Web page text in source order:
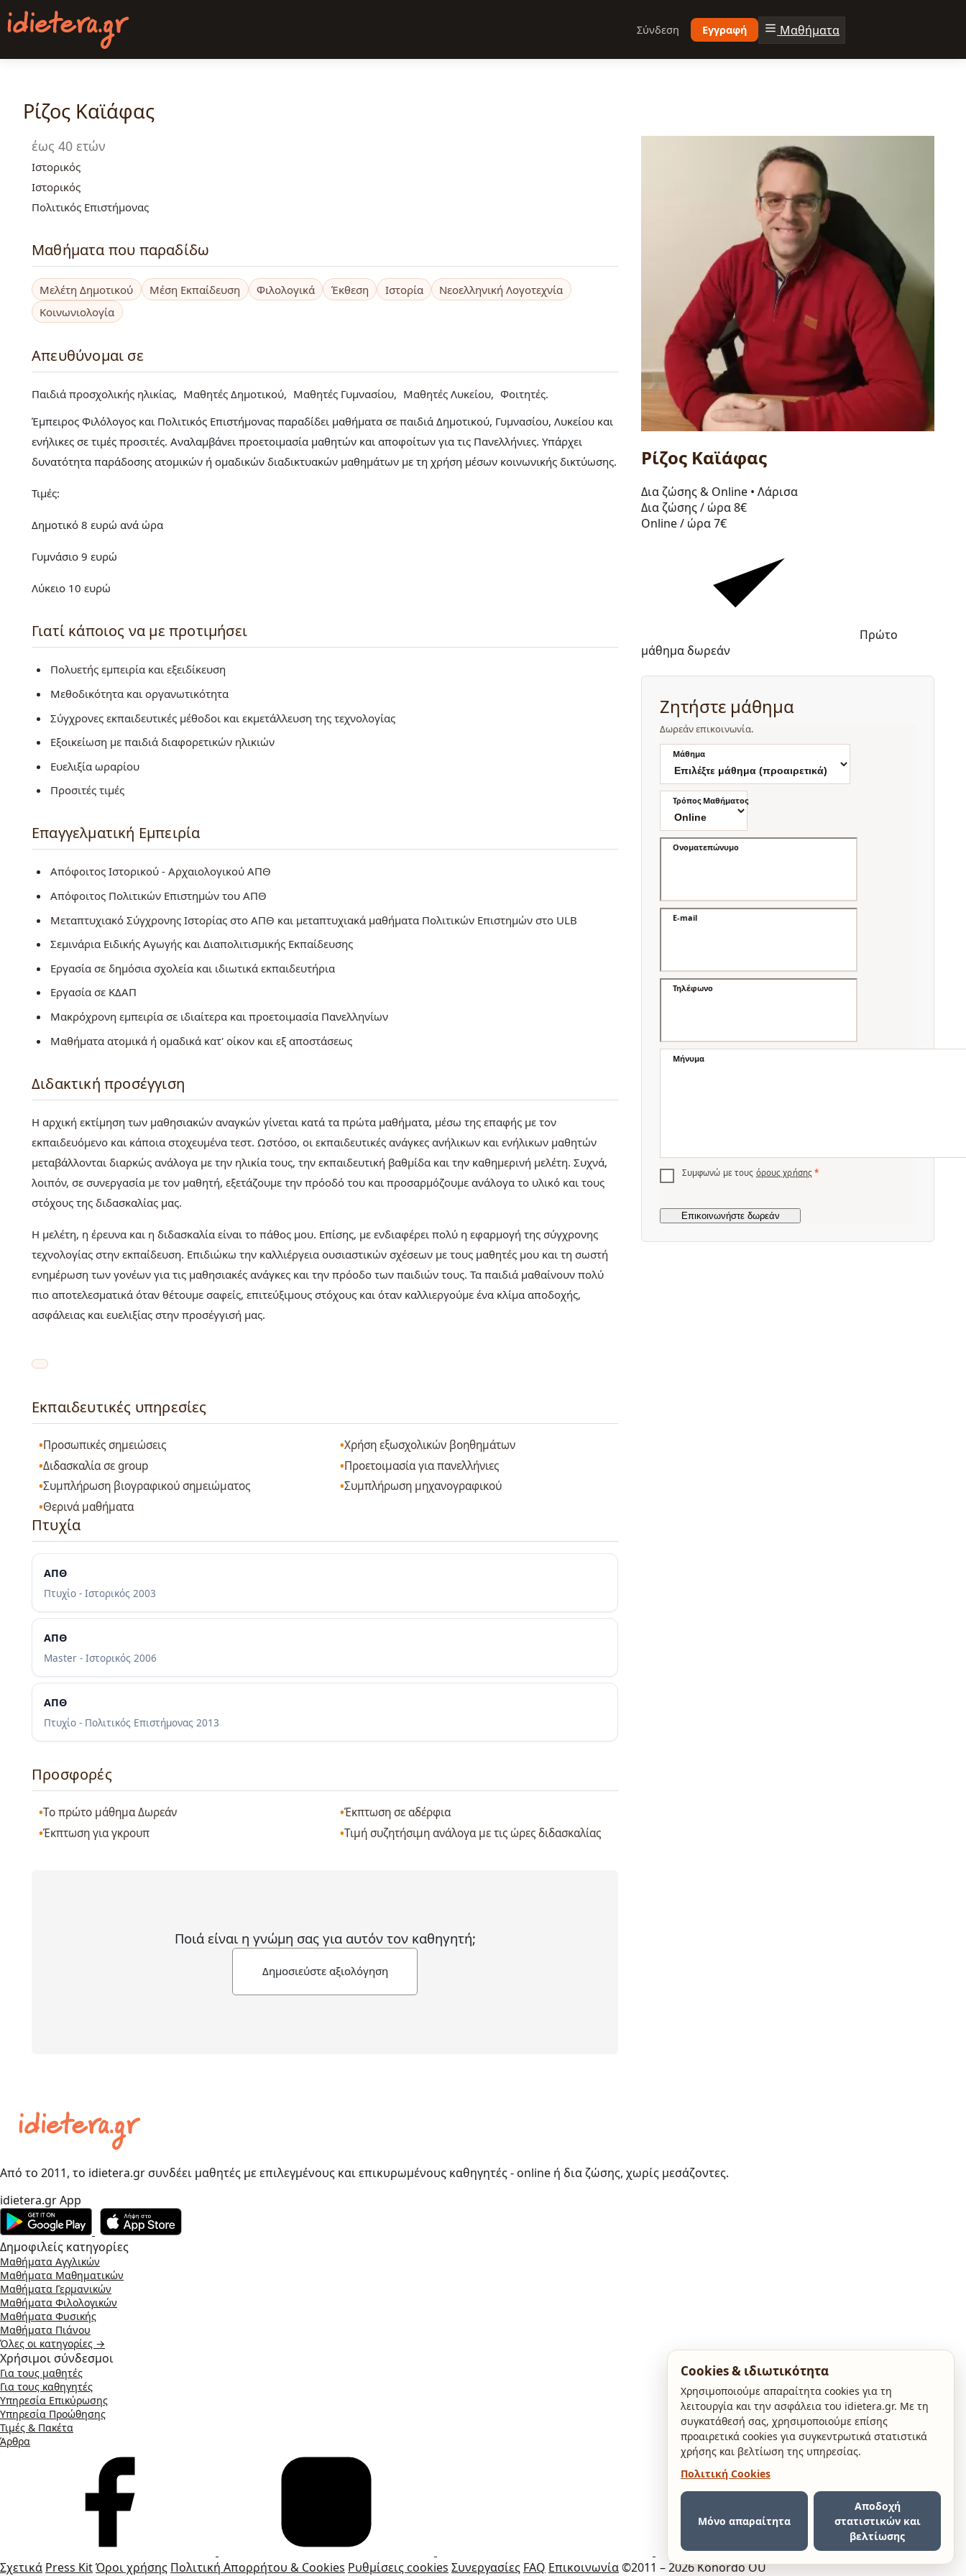
Παράκαμψη
προς
κυρίως
Σύνδεση Εγγραφή Μαθήματα
Ρίζος Καϊάφας
έως 40 ετών
Ιστορικός
Ιστορικός
Πολιτικός Επιστήμονας
Μαθήματα που παραδίδω
Μελέτη Δημοτικού Μέση Εκπαίδευση Φιλολογικά Έκθεση Ιστορία
Νεοελληνική Λογοτεχνία
Κοινωνιολογία
Απευθύνομαι σε
Παιδιά προσχολικής ηλικίας Μαθητές Δημοτικού Μαθητές Γυμνασίου Μαθητές Λυκείου
Φοιτητές
Έμπειρος Φιλόλογος και Πολιτικός Επιστήμονας παραδίδει μαθήματα σε παιδιά Δημοτικού, Γυμνασίου, Λυκείου και
ενήλικες σε τιμές προσιτές. Αναλαμβάνει προετοιμασία μαθητών και αποφοίτων για τις Πανελλήνιες. Υπάρχει
δυνατότητα παράδοσης ατομικών ή ομαδικών διαδικτυακών μαθημάτων με τη χρήση μέσων κοινωνικής δικτύωσης.
Τιμές:
Δημοτικό 8 ευρώ ανά ώρα
Γυμνάσιο 9 ευρώ
Λύκειο 10 ευρώ
Γιατί κάποιος να με προτιμήσει
Πολυετής εμπειρία και εξειδίκευση
Μεθοδικότητα και οργανωτικότητα
Σύγχρονες εκπαιδευτικές μέθοδοι και εκμετάλλευση της τεχνολογίας
Εξοικείωση με παιδιά διαφορετικών ηλικιών
Ευελιξία ωραρίου
Προσιτές τιμές
Επαγγελματική Εμπειρία
Απόφοιτος Ιστορικού - Αρχαιολογικού ΑΠΘ
Απόφοιτος Πολιτικών Επιστημών του ΑΠΘ
Μεταπτυχιακό Σύγχρονης Ιστορίας στο ΑΠΘ και μεταπτυχιακά μαθήματα Πολιτικών Επιστημών στο ULB
Σεμινάρια Ειδικής Αγωγής και Διαπολιτισμικής Εκπαίδευσης
Εργασία σε δημόσια σχολεία και ιδιωτικά εκπαιδευτήρια
Εργασία σε ΚΔΑΠ
Μακρόχρονη εμπειρία σε ιδιαίτερα και προετοιμασία Πανελληνίων
Μαθήματα ατομικά ή ομαδικά κατ' οίκον και εξ αποστάσεως
Διδακτική προσέγγιση
Η αρχική εκτίμηση των μαθησιακών αναγκών γίνεται κατά τα πρώτα μαθήματα, μέσω της επαφής με τον
εκπαιδευόμενο και κάποια στοχευμένα τεστ. Ωστόσο, οι εκπαιδευτικές ανάγκες ανήλικων και ενήλικων μαθητών
μεταβάλλονται διαρκώς ανάλογα με την ηλικία τους, την εκπαιδευτική βαθμίδα και την καθημερινή μελέτη. Συχνά,
λοιπόν, σε συνεργασία με τον μαθητή, εξετάζουμε την πρόοδό του και προσαρμόζουμε ανάλογα το υλικό και τους
στόχους της διδασκαλίας μας.
Η μελέτη, η έρευνα και η διδασκαλία είναι το πάθος μου. Επίσης, με ενδιαφέρει πολύ η εφαρμογή της σύγχρονης
τεχνολογίας στην εκπαίδευση. Επιδιώκω την καλλιέργεια ουσιαστικών σχέσεων με τους μαθητές μου και τη σωστή
ενημέρωση των γονέων για τις μαθησιακές ανάγκες και την πρόοδο των παιδιών τους. Τα παιδιά μαθαίνουν πολύ
πιο αποτελεσματικά όταν θέτουμε σαφείς, επιτεύξιμους στόχους και όταν καλλιεργούμε ένα κλίμα αποδοχής,
ασφάλειας και ευελιξίας στην προσέγγισή μας.
Εκπαιδευτικές υπηρεσίες
Προσωπικές σημειώσεις
Χρήση εξωσχολικών βοηθημάτων
Διδασκαλία σε group
Προετοιμασία για πανελλήνιες
Συμπλήρωση βιογραφικού σημειώματος
Συμπλήρωση μηχανογραφικού
Θερινά μαθήματα
Πτυχία
ΑΠΘ
Πτυχίο - Ιστορικός 2003
ΑΠΘ
Master - Ιστορικός 2006
ΑΠΘ
Πτυχίο - Πολιτικός Επιστήμονας 2013
Προσφορές
Το πρώτο μάθημα Δωρεάν
Έκπτωση σε αδέρφια
Έκπτωση για γκρουπ
Τιμή συζητήσιμη ανάλογα με τις ώρες διδασκαλίας
Ποιά είναι η γνώμη σας για αυτόν τον καθηγητή;
Δημοσιεύστε αξιολόγηση
Ρίζος Καϊάφας
Δια ζώσης & Online • Λάρισα
Δια ζώσης / ώρα8€
Online / ώρα7€
Πρώτο
μάθημα δωρεάν
Ζητήστε μάθημα
Δωρεάν επικοινωνία.
Μάθημα
Τρόπος Μαθήματος
Ονοματεπώνυμο
E-mail
Τηλέφωνο
Μήνυμα
Συμφωνώ με τους όρους χρήσης *
Από το 2011, το idietera.gr συνδέει μαθητές με επιλεγμένους και επικυρωμένους καθηγητές - online ή δια ζώσης, χωρίς μεσάζοντες.
idietera.gr App
Δημοφιλείς κατηγορίες
Μαθήματα Αγγλικών
Μαθήματα Μαθηματικών
Μαθήματα Γερμανικών
Μαθήματα Φιλολογικών
Μαθήματα Φυσικής
Μαθήματα Πιάνου
Όλες οι κατηγορίες →
Χρήσιμοι σύνδεσμοι
Για τους μαθητές
Για τους καθηγητές
Υπηρεσία Επικύρωσης
Υπηρεσία Προώθησης
Τιμές & Πακέτα
Άρθρα
Σχετικά Press KitΌροι χρήσης Πολιτική Απορρήτου & Cookies Ρυθμίσεις cookies Συνεργασίες FAQ Επικοινωνία©2011 – 2026 Konordo OÜ
Cookies & ιδιωτικότητα
Χρησιμοποιούμε απαραίτητα cookies για τη
λειτουργία και την ασφάλεια του idietera.gr. Με τη
συγκατάθεσή σας, χρησιμοποιούμε επίσης
προαιρετικά cookies για συγκεντρωτικά στατιστικά
χρήσης και βελτίωση της υπηρεσίας.
Πολιτική Cookies
Μόνο απαραίτητα
Αποδοχή
στατιστικών και
βελτίωσης